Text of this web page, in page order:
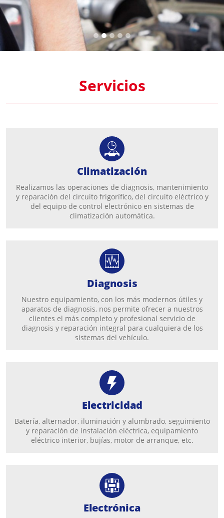
Servicios
Climatización
Realizamos las operaciones de diagnosis, mantenimiento
y reparación del circuito frigorífico, del circuito eléctrico y
del equipo de control electrónico en sistemas de
climatización automática.
Diagnosis
Nuestro equipamiento, con los más modernos útiles y
aparatos de diagnosis, nos permite ofrecer a nuestros
clientes el más completo y profesional servicio de
diagnosis y reparación integral para cualquiera de los
sistemas del vehículo.
Electricidad
Batería, alternador, iluminación y alumbrado, seguimiento
y reparación de instalación eléctrica, equipamiento
eléctrico interior, bujías, motor de arranque, etc.
Electrónica